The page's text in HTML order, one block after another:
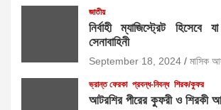
জাতীয়
নির্বাহী ম্যাজিস্ট্রেট হিসেবে
সেনাবাহিনী
September 18, 2024 মাসিক
ভ্রান্ত ফেরকা প্রবন্ধ-নিবন্ধ শিরক/কুফর
আটরশির পীরের কুফরী ও শিরকী